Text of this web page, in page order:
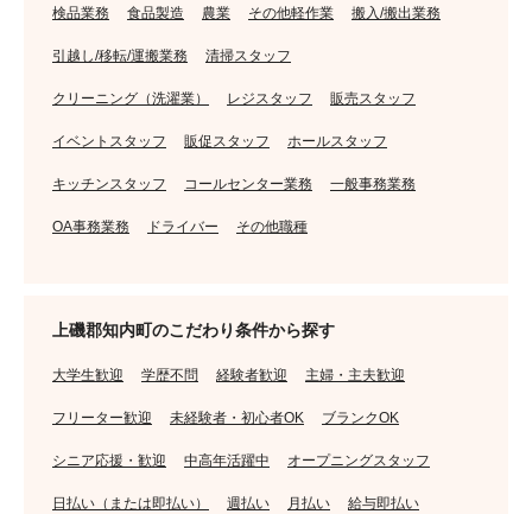
検品業務 食品製造 農業 その他軽作業 搬入/搬出業務
引越し/移転/運搬業務 清掃スタッフ
クリーニング（洗濯業） レジスタッフ 販売スタッフ
イベントスタッフ 販促スタッフ ホールスタッフ
キッチンスタッフ コールセンター業務 一般事務業務
OA事務業務 ドライバー その他職種
上磯郡知内町のこだわり条件から探す
大学生歓迎 学歴不問 経験者歓迎 主婦・主夫歓迎
フリーター歓迎 未経験者・初心者OK ブランクOK
シニア応援・歓迎 中高年活躍中 オープニングスタッフ
日払い（または即払い） 週払い 月払い 給与即払い